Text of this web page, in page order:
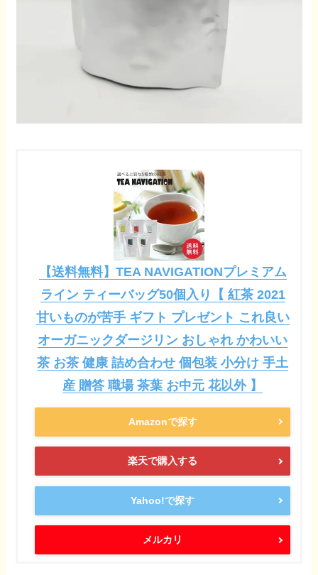
【送料無料】TEA NAVIGATIONプレミアム
ライン ティーバッグ50個入り【 紅茶 2021
甘いものが苦手 ギフト プレゼント これ良い
オーガニックダージリン おしゃれ かわいい
茶 お茶 健康 詰め合わせ 個包装 小分け 手土
産 贈答 職場 茶葉 お中元 花以外 】
Amazonで探す
楽天で購入する
Yahoo!で探す
メルカリ